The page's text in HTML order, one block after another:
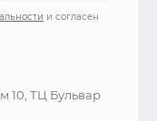
и согласен
10, ТЦ Бульвар